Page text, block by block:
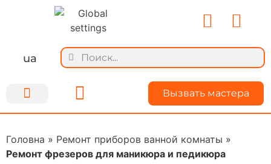
ua
Вызвать мастера
Головна » Ремонт приборов ванной комнаты »
Ремонт фрезеров для маникюра и педикюра